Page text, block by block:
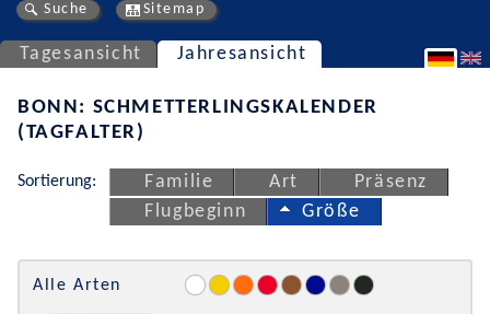
Suche Sitemap
Tagesansicht Jahresansicht
BONN: SCHMETTERLINGSKALENDER
(TAGFALTER)
Sortierung: Familie Art
Präsenz
Flugbeginn
Größe
Alle Arten